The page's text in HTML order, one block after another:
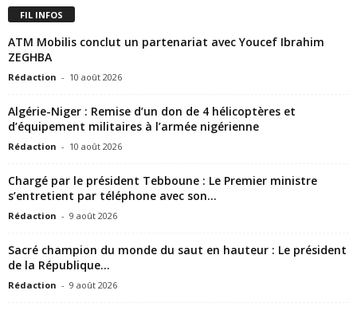
FIL INFOS
ATM Mobilis conclut un partenariat avec Youcef Ibrahim
ZEGHBA
Rédaction - 10 août 2026
Algérie-Niger : Remise d’un don de 4 hélicoptères et
d’équipement militaires à l’armée nigérienne
Rédaction - 10 août 2026
Chargé par le président Tebboune : Le Premier ministre
s’entretient par téléphone avec son...
Rédaction - 9 août 2026
Sacré champion du monde du saut en hauteur : Le président
de la République...
Rédaction - 9 août 2026